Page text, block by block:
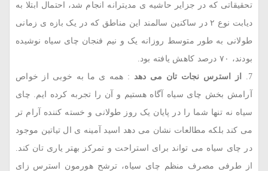
تحقیقاتی که در جزایر حاشیه‌ ی مدیترانه انجام شد، احتمال ابتلا به
دیابت نوع ۲ در ساکنین سالمند این مناطق که در یک بازه‌ ی زمانی
طولانی به ‌طور متوسط روزانه یک و نیم فنجان چای سیاه نوشیده
بودند، ۷۰ درصد کاهش یافته بود.
از استرس نجات ‌تان می ‌دهد : همه ‌ی ما به خوبی از خواص
آرامش ‌بخش چای سیاه آگاه هستیم و آن را تجربه کرده ‌ایم. چای
سیاه نه ‌تنها شما را در پایان یک روز طولانی و خسته ‌کننده آرام ‌تر
می ‌کند بلکه مطالعات نشان می ‌دهد اسید آمینه‌ ی ال‌ تیاتین موجود
در چای سیاه می ‌تواند برای استراحت و تمرکز بهتر یاری ‌تان کند.
از طرفی مصرف منظم چای سیاه، ترشح هورمون استرس‌ زای